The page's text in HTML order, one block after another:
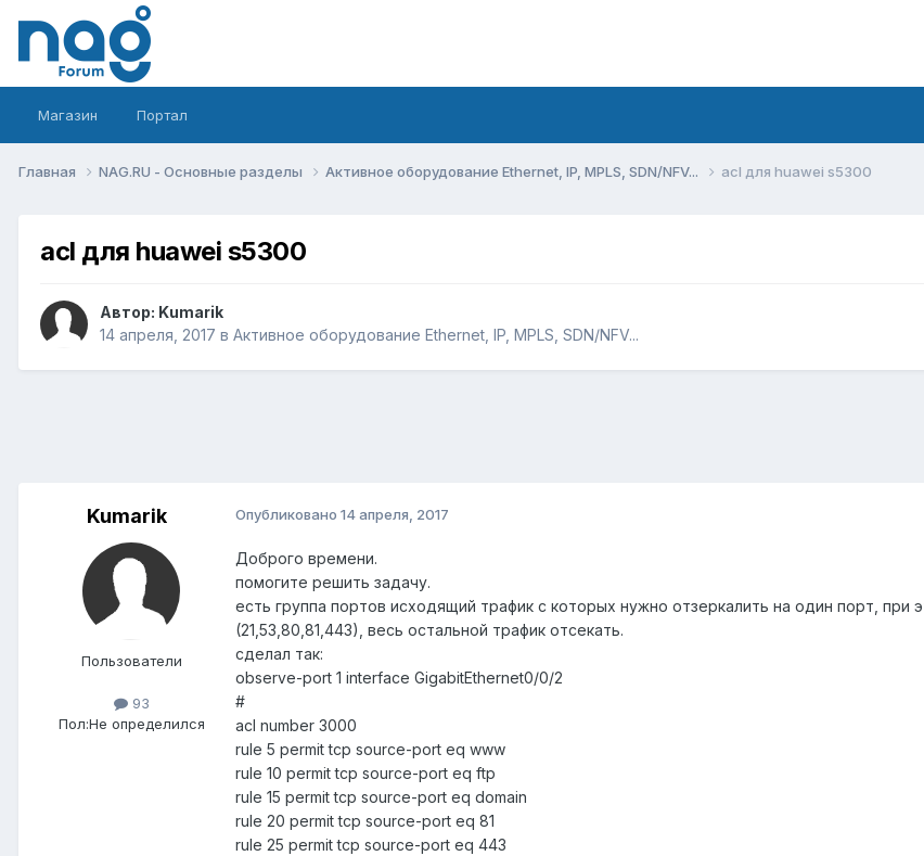
Магазин Портал
Главная NAG.RU - Основные разделы Активное оборудование Ethernet, IP, MPLS, SDN/NFV... acl для huawei s5300
acl для huawei s5300
Автор: Kumarik
14 апреля, 2017 в Активное оборудование Ethernet, IP, MPLS, SDN/NFV...
Kumarik
Пользователи
93
Пол:Не определился
Опубликовано 14 апреля, 2017
Доброго времени.
помогите решить задачу.
есть группа портов исходящий трафик с которых нужно отзеркалить на один порт,
(21,53,80,81,443), весь остальной трафик отсекать.
сделал так:
observe-port 1 interface GigabitEthernet0/0/2
#
acl number 3000
rule 5 permit tcp source-port eq www
rule 10 permit tcp source-port eq ftp
rule 15 permit tcp source-port eq domain
rule 20 permit tcp source-port eq 81
rule 25 permit tcp source-port eq 443